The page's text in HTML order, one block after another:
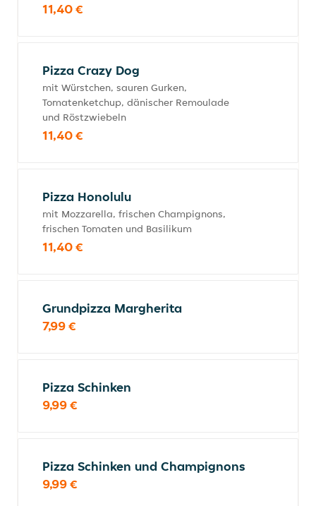
11,40 €
Pizza Crazy Dog
mit Würstchen, sauren Gurken,
Tomatenketchup, dänischer Remoulade
und Röstzwiebeln
11,40 €
Pizza Honolulu
mit Mozzarella, frischen Champignons,
frischen Tomaten und Basilikum
11,40 €
Grundpizza Margherita
7,99 €
Pizza Schinken
9,99 €
Pizza Schinken und Champignons
9,99 €